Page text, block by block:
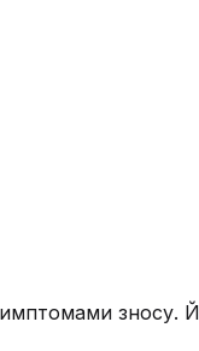
зносу.